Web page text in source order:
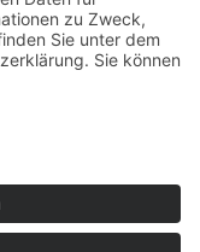
| Monat: 3029 |
Einstellungen